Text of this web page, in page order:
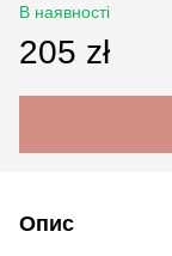
В наявності
205 zł
Опис